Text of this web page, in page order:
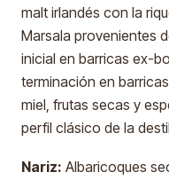
malt irlandés con la
Marsala provenientes
inicial en barricas ex-
terminación en
miel, frutas secas y
perfil clásico de la
Nariz: Albaricoques